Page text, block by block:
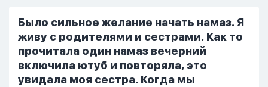
русский,потому что боялась
ошибиться и то что намаз не
примется,совершила истихар во время
тахаджуд...
Было сильное желание начать намаз. Я
живу с родителями и сестрами. Как то
прочитала один намаз вечерний
включила ютуб и повторяла, это
увидала моя сестра. Когда мы